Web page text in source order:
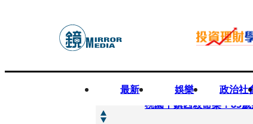
最新 娛樂 政治社
快訊
桃園平鎮凶殺命案！85